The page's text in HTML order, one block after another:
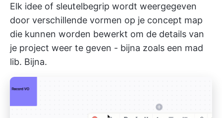
Elk idee of sleutelbegrip wordt weergegeven
door verschillende vormen op je concept map
die kunnen worden bewerkt om de details van
je project weer te geven - bijna zoals een mad
lib. Bijna.